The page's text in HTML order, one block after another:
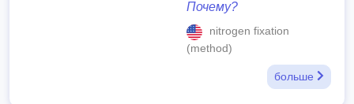
Почему?
nitrogen fixation
(method)
больше